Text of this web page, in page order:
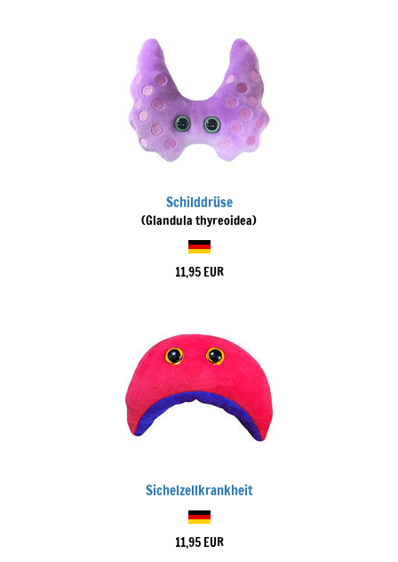
Schilddrüse
(Glandula thyreoidea)
11,95 EUR
Sichelzellkrankheit
11,95 EUR